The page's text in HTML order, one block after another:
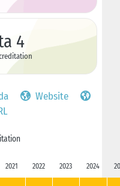
4
Website
2021 2022 2023 2024